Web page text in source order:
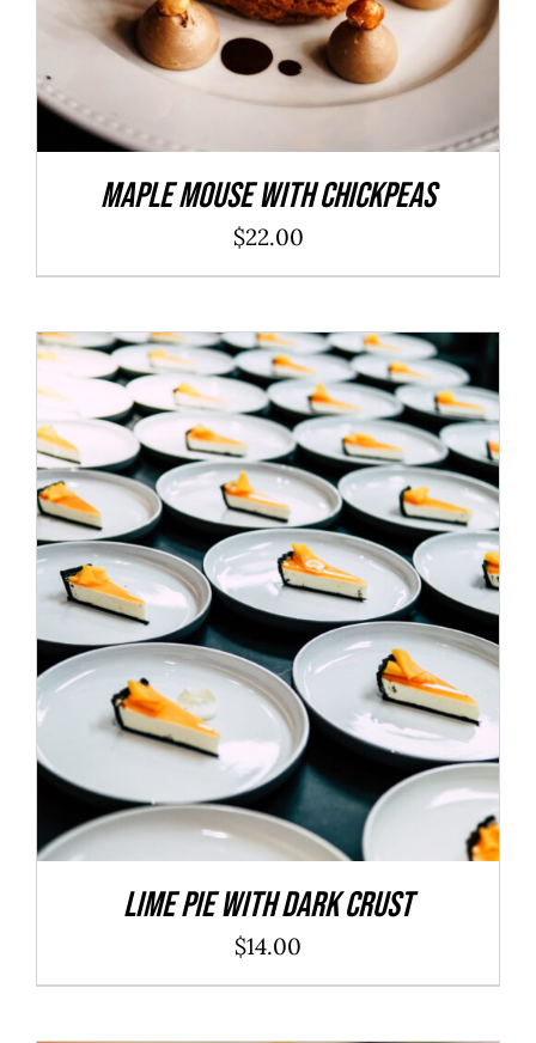
Maple Mouse With Chickpeas
$22.00
ADD TO CART DÉTAILS
Lime Pie With Dark Crust
$14.00